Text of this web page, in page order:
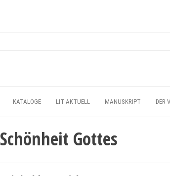
KATALOGE LIT AKTUELL MANUSKRIPT DER
Schönheit Gottes